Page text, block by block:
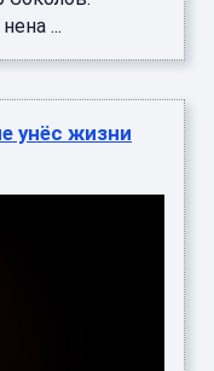
...
унёс жизни